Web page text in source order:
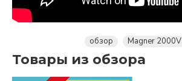
обзор Magner 2000V
Товары из обзора